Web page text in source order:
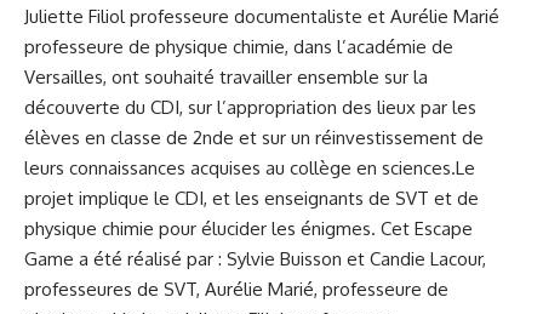
Juliette Filiol professeure documentaliste et Aurélie Marié
professeure de physique chimie, dans l’académie de
Versailles, ont souhaité travailler ensemble sur la
découverte du CDI, sur l’appropriation des lieux par les
élèves en classe de 2nde et sur un réinvestissement de
leurs connaissances acquises au collège en sciences.Le
projet implique le CDI, et les enseignants de SVT et de
physique chimie pour élucider les énigmes. Cet Escape
Game a été réalisé par : Sylvie Buisson et Candie Lacour,
professeures de SVT, Aurélie Marié, professeure de